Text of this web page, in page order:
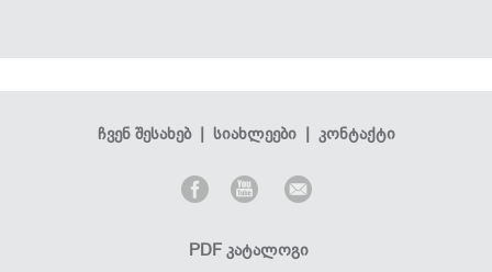
ჩვენ შესახებ| სიახლეები| კონტაქტი
PDF კატალოგი